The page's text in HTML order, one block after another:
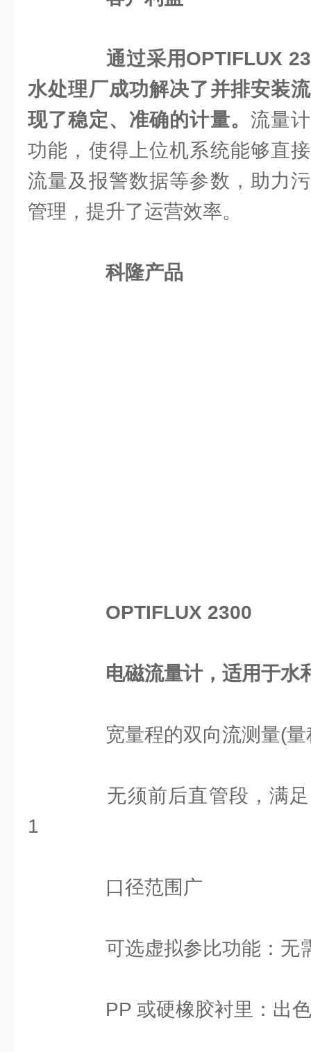
通过采用OPTIFLUX
水处理厂成功解决了并排安装
现了稳定、准确的计量。 流量
功能，使得上位机系统能够直
流量及报警数据等参数，助力
管理，提升了运营效率。
科隆产品
OPTIFLUX 2300
电磁流量计，适用于水
宽量程的双向流测量(量
无须前后直管段，满足
1
口径范围广
可选虚拟参比功能：无
PP 或硬橡胶衬里：出色